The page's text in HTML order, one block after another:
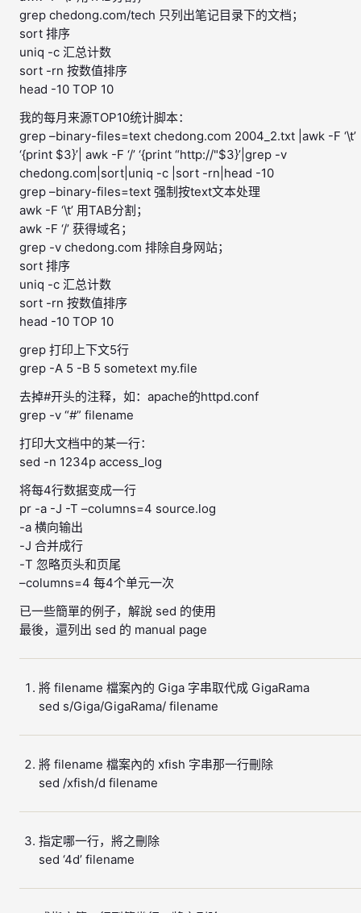
grep chedong.com/tech 只列出笔记目录下的文档；
sort 排序
uniq -c 汇总计数
sort -rn 按数值排序
head -10 TOP 10
我的每月来源TOP10统计脚本：
grep –binary-files=text chedong.com 2004_2.txt |awk -F ‘\t’
‘{print $3}’| awk -F ‘/’ ‘{print “http://"$3}’|grep -v
chedong.com|sort|uniq -c |sort -rn|head -10
grep –binary-files=text 强制按text文本处理
awk -F ‘\t’ 用TAB分割；
awk -F ‘/’ 获得域名；
grep -v chedong.com 排除自身网站；
sort 排序
uniq -c 汇总计数
sort -rn 按数值排序
head -10 TOP 10
grep 打印上下文5行
grep -A 5 -B 5 sometext my.file
去掉#开头的注释，如：apache的httpd.conf
grep -v “#” filename
打印大文档中的某一行：
sed -n 1234p access_log
将每4行数据变成一行
pr -a -J -T –columns=4 source.log
-a 横向输出
-J 合并成行
-T 忽略页头和页尾
–columns=4 每4个单元一次
已一些簡單的例子，解說 sed 的使用
最後，還列出 sed 的 manual page
將 filename 檔案內的 Giga 字串取代成 GigaRama
sed s/Giga/GigaRama/ filename
將 filename 檔案內的 xfish 字串那一行刪除
sed /xfish/d filename
指定哪一行，將之刪除
sed ‘4d’ filename